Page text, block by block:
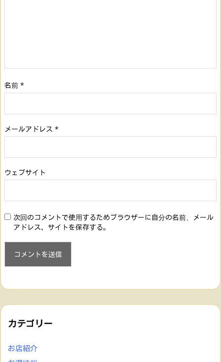
名前 *
メールアドレス *
ウェブサイト
次回のコメントで使用するためブラウザーに自分の名前、メール
アドレス、サイトを保存する。
カテゴリー
お店紹介